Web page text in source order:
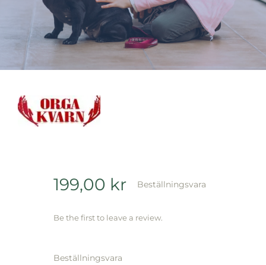
Varumärken
Events
199,00 kr Beställningsvara
Be the first to leave a review.
Beställningsvara